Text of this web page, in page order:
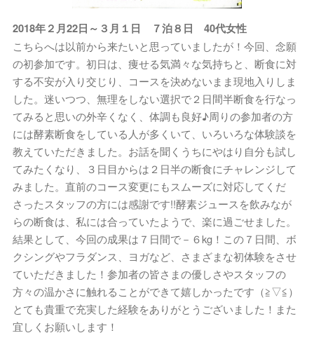
2018年２月22日～３月１日 ７泊８日 40代女性
こちらへは以前から来たいと思っていましたが！今回、念願
の初参加です。初日は、痩せる気満々な気持ちと、断食に対
する不安が入り交じり、コースを決めないまま現地入りしま
した。迷いつつ、無理をしない選択で２日間半断食を行なっ
てみると思いの外辛くなく、体調も良好♪周りの参加者の方
には酵素断食をしている人が多くいて、いろいろな体験談を
教えていただきました。お話を聞くうちにやはり自分も試し
てみたくなり、３日目からは２日半の断食にチャレンジして
みました。直前のコース変更にもスムーズに対応してくだ
さったスタッフの方には感謝です!!酵素ジュースを飲みなが
らの断食は、私には合っていたようで、楽に過ごせました。
結果として、今回の成果は７日間で－６kg！この７日間、ボ
クシングやフラダンス、ヨガなど、さまざまな初体験をさせ
ていただきました！参加者の皆さまの優しさやスタッフの
方々の温かさに触れることができて嬉しかったです（≧▽≦）
とても貴重で充実した経験をありがとうございました！また
宜しくお願いします！